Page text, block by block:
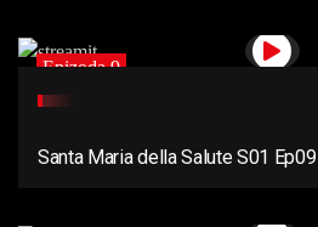
Epizoda 9
Santa Maria della Salute S01 Ep09